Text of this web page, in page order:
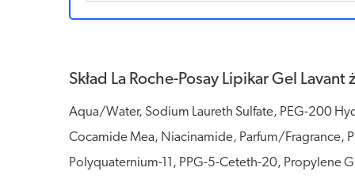
Skład La Roche-Posay Lipikar Gel Lavant
Aqua/Water, Sodium Laureth Sulfate, PEG-200
Cocamide Mea, Niacinamide, Parfum/Fragrance,
Polyquaternium-11, PPG-5-Ceteth-20,